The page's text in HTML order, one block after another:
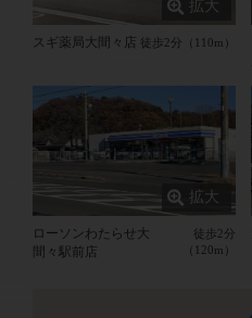
スギ薬局大間々店 徒歩2分（110m）
ローソンわたらせ大
間々駅前店
徒歩2分
（120m）
大間々中学校
二葉保育園
大間々中学校
二葉保育園